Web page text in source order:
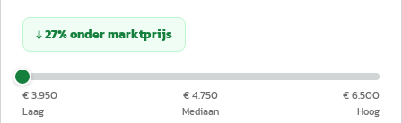
↓27%ondermarktprijs
€ 3.950
Laag
€ 4.750
Mediaan
€ 6.500
Hoog